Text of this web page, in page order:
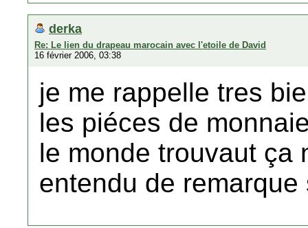
derka
Re: Le lien du drapeau marocain avec l'etoile de David
16 février 2006, 03:38
je me rappelle tres
les piéces de
le monde trouvaut ça
entendu de